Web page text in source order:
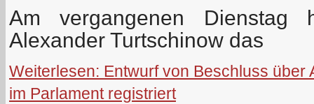
Am vergangenen Dienstag
Alexander Turtschinow das
Weiterlesen: Entwurf von Beschluss über
im Parlament registriert